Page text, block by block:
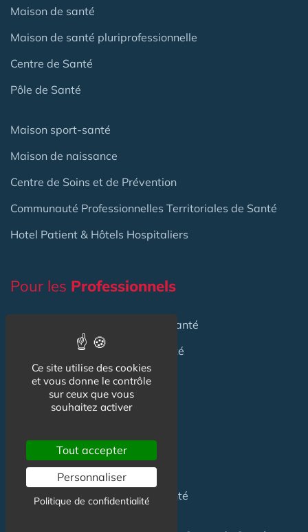
Maison de santé
Maison de santé pluriprofessionnelle
Centre de Santé
Pôle de Santé
Maison sport-santé
Maison de naissance
Centre de Soins et de Prévention
Communauté Professionnelles Territoriales de Santé
Hotel Patient & Hôtels Hospitaliers
Pour les Professionnels
en Maison de Santé
Achat locauxen Maison de Santé
Emploi en Centre de Santé
S'installeren Maison de Santé
Créerune Maison de Santé
Financerune Maison de Santé
Investirdans une Maison de Santé
Ce site utilise des cookies
et vous donne le contrôle
sur ceux que vous
souhaitez activer
Tout accepter
Personnaliser
Politique de confidentialité